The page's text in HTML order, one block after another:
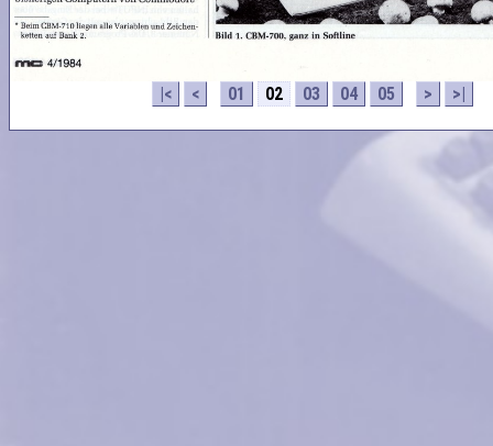
|< < 01 02 03 04 05 > >|